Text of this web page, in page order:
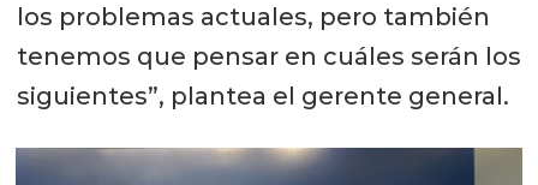
los problemas actuales, pero también
tenemos que pensar en cuáles serán los
siguientes”, plantea el gerente general.